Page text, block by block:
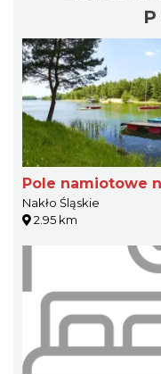
Pole namiotowe
Nakło Śląskie
2.95 km